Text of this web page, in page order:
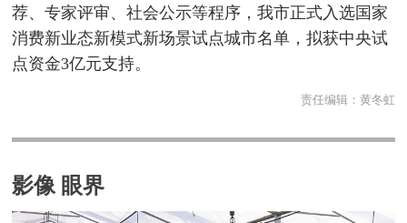
荐、专家评审、社会公示等程序，我市正式入选国家
消费新业态新模式新场景试点城市名单，拟获中央试
点资金3亿元支持。
责任编辑： 黄冬虹
影像 眼界